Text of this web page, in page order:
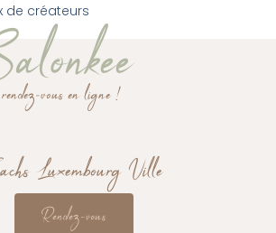
de créateurs
vous en ligne !
Luxembourg Ville
Rendez-vous